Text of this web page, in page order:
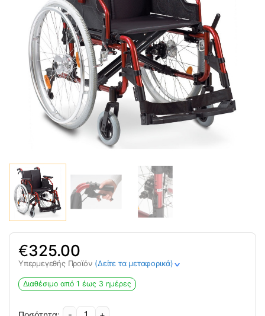
325.00
€
Υπερμεγεθής Προϊόν (Δείτε τα μεταφορικά)>
Διαθέσιμο από 1 έως 3 ημέρες